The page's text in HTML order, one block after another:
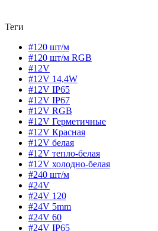
Теги
#120 шт/м
#120 шт/м RGB
#12V
#12V 14,4W
#12V IP65
#12V IP67
#12V RGB
#12V Герметичные
#12V Красная
#12V белая
#12V тепло-белая
#12V холодно-белая
#240 шт/м
#24V
#24V 120
#24V 5mm
#24V 60
#24V IP65